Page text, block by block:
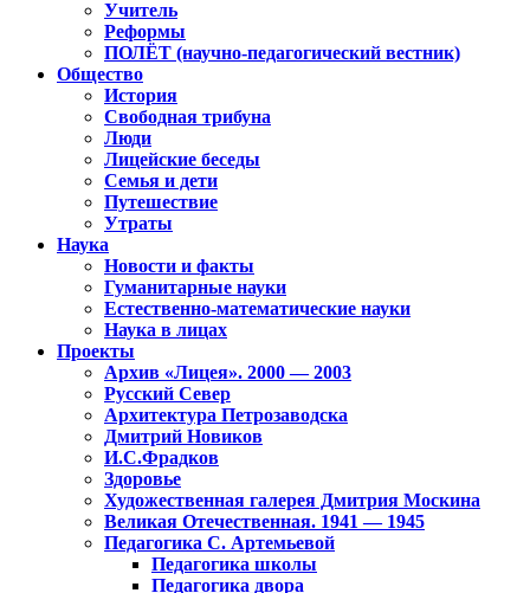
Учитель
Реформы
ПОЛЁТ (научно-педагогический вестник)
Общество
История
Свободная трибуна
Люди
Лицейские беседы
Семья и дети
Путешествие
Утраты
Наука
Новости и факты
Гуманитарные науки
Естественно-математические науки
Наука в лицах
Проекты
Архив «Лицея». 2000 — 2003
Русский Север
Архитектура Петрозаводска
Дмитрий Новиков
И.С.Фрадков
Здоровье
Художественная галерея Дмитрия Москина
Великая Отечественная. 1941 — 1945
Педагогика С. Артемьевой
Педагогика школы
Педагогика двора